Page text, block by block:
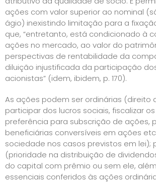
ações com valor superior ao nominal
ágio) inexistindo limitação para a
que, “entretanto, está condicionado à
ações no mercado, ao valor do
perspectivas de rentabilidade da
diluição injustificada da participação
acionistas” (idem, ibidem, p. 170).
As ações podem ser ordinárias (direito
participar dos lucros sociais, fiscalizar
preferência para subscrição de ações,
beneficiárias conversíveis em ações
sociedade nos casos previstos em lei);
(prioridade na distribuição de
do capital com prêmio ou sem ele,
essenciais conferidos às ações